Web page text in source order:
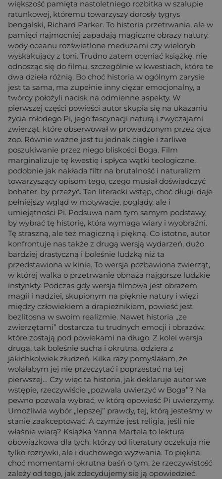
większość pamięta nastoletniego rozbitka w szalupie
ratunkowej, któremu towarzyszy dorosły tygrys
bengalski, Richard Parker. To historia przetrwania, ale w
pamięci najmocniej zapadają magiczne obrazy natury,
wody oceanu rozświetlone meduzami czy wieloryb
wyskakujący z toni. Trudno zatem oceniać książkę, nie
odnosząc się do filmu, szczególnie w kwestiach, które te
dwa dzieła różnią. Bo choć historia w ogólnym zarysie
jest ta sama, ma zupełnie inny ciężar emocjonalny, a
twórcy położyli nacisk na odmienne aspekty. W
pierwszej części powieści autor skupia się na ukazaniu
życia młodego Pi, jego fascynacji naturą i zwyczajami
zwierząt, które obserwował w prowadzonym przez ojca
zoo. Równie ważne jest tu jednak ciągłe i żarliwe
poszukiwanie przez niego bliskości Boga. Film
marginalizuje tę kwestię i spłyca wątki teologiczne,
podobnie jak nakłada filtr na brutalność i naturalizm
towarzyszący opisom tego, czego musiał doświadczyć
bohater, by przeżyć. Ten literacki wstęp, choć długi, daje
pełniejszy wgląd w motywacje, poglądy, ale i
umiejętności Pi. Podsuwa nam tym samym podstawy,
by wybrać tę historię, która wymaga wiary i wyobraźni.
Tę straszną, ale też magiczną i piękną. Co istotne, autor
konfrontuje nas także z drugą wersją wydarzeń, dużo
bardziej drastyczną i boleśnie ludzką niż ta
przedstawiona w kinie. To wersja pozbawiona zwierząt,
w której walka o przetrwanie obnaża najgorsze ludzkie
instynkty. Podczas gdy wersja filmowa jest obrazem
magii i nadziei, skupionym na pięknie natury i więzi
między człowiekiem a drapieżnikiem, powieść jest
bezlitosna w swoim realizmie. Nawet historia „ze
zwierzętami” dostarcza tu trudnych emocji i obrazów,
które zostają pod powiekami na długo. Z kolei wersja
druga, tak boleśnie sucha i okrutna, odziera z
jakichkolwiek złudzeń. Kilka razy pomyślałam, że
wolałabym jej nie przeczytać i poprzestać na tej
pierwszej… Czy więc ta historia, jak deklaruje autor we
wstępie, rzeczywiście „pozwala uwierzyć w Boga”? Na
pewno pozwala wybrać, w którą opowieść Pi uwierzymy.
Umożliwia wybór „lepszej” prawdy, tej, którą jesteśmy w
stanie zaakceptować. A czymże jest religia, jeśli nie
właśnie wiarą? Książka Yanna Martela to lektura
obowiązkowa dla tych, którzy od literatury oczekują nie
tylko rozrywki, ale i duchowego wyzwania. To piękna,
choć momentami okrutna baśń o tym, że rzeczywistość
zależy od tego, jak zdecydujemy się ją opowiedzieć.